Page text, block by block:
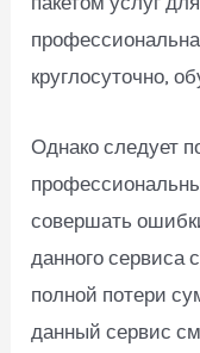
круглосуточно,
Однако следует
совершать
данного сервиса
полной потери
данный сервис